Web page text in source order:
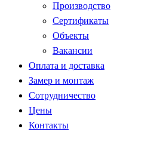
Производство
Сертификаты
Объекты
Вакансии
Оплата и доставка
Замер и монтаж
Сотрудничество
Цены
Контакты